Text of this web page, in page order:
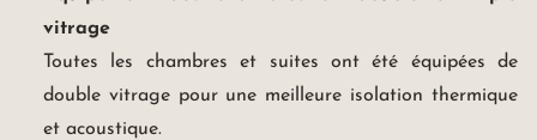
vitrage
Toutes les chambres et suites ont été équipées de
double vitrage pour une meilleure isolation thermique
et acoustique.